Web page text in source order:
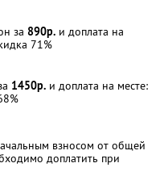
за 890р. и доплата на
71%
1450р. и доплата на месте:
взносом от общей
доплатить при